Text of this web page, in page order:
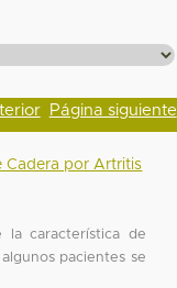
Página siguiente
Cadera por Artritis
la característica de
pacientes se